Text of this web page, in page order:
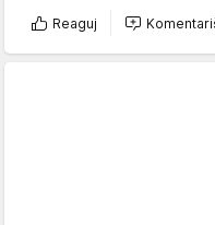
Reaguj